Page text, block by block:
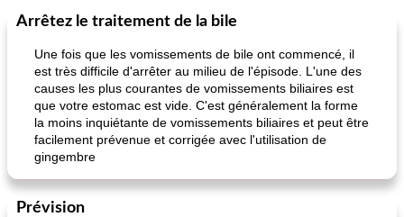
Arrêtez le traitement de la bile
Une fois que les vomissements de bile ont commencé, il
est très difficile d'arrêter au milieu de l'épisode. L'une des
causes les plus courantes de vomissements biliaires est
que votre estomac est vide. C'est généralement la forme
la moins inquiétante de vomissements biliaires et peut être
facilement prévenue et corrigée avec l'utilisation de
gingembre
Prévision